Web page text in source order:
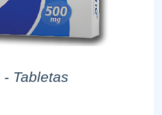
- Tabletas